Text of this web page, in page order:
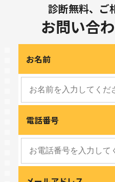
診断無料、ご
お問い合
お名前
電話番号